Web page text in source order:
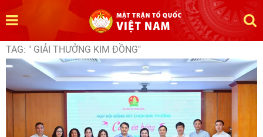
TAG: " GIẢI THƯỞNG KIM ĐỒNG"